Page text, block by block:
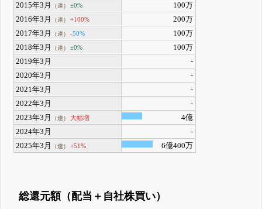
2015年3月
（連） ±0%
100万
2016年3月
（連） +100%
200万
2017年3月
（連） -50%
100万
2018年3月
（連） ±0%
100万
2019年3月
-
2020年3月
-
2021年3月
-
2022年3月
-
2023年3月
（連） 大幅増
4億
2024年3月
-
2025年3月
（連） +51% 6億400万
総還元額（配当＋自社株買い）